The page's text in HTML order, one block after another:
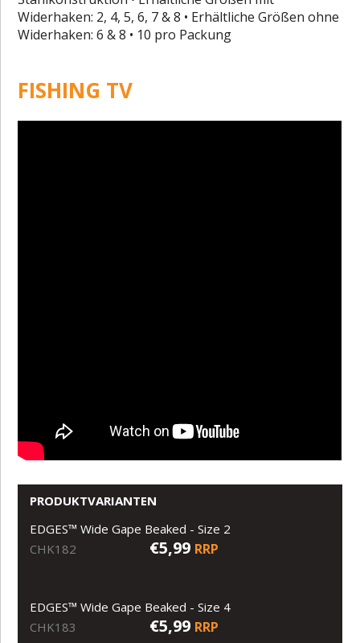
Widerhaken: 2, 4, 5, 6, 7 & 8 • Erhältliche Größen ohne
Widerhaken: 6 & 8 • 10 pro Packung
FISHING TV
PRODUKTVARIANTEN
EDGES™ Wide Gape Beaked - Size 2
CHK182
€5,99 RRP
EDGES™ Wide Gape Beaked - Size 4
CHK183
€5,99 RRP